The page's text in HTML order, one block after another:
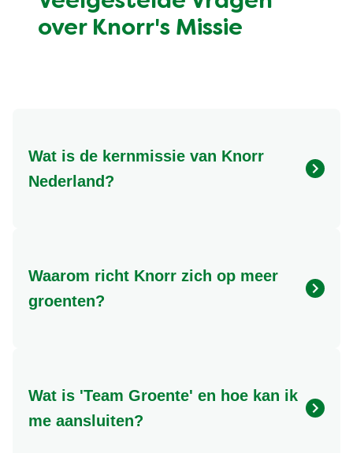
over Knorr's Missie
Wat is de kernmissie van Knorr
Nederland?
aan zowel een gezondere levensstijl als een
duurzamere planeet.
Waarom richt Knorr zich op meer
groenten?
aandeel plantaardige voeding is essentieel
voor een duurzame toekomst.
Wat is 'Team Groente' en hoe kan ik
me aansluiten?